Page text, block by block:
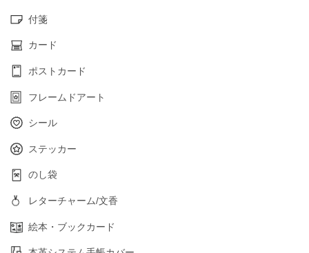
付箋
カード
ポストカード
フレームドアート
シール
ステッカー
のし袋
レターチャーム/文香
絵本・ブックカード